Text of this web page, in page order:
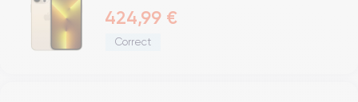
424,99 €
Correct